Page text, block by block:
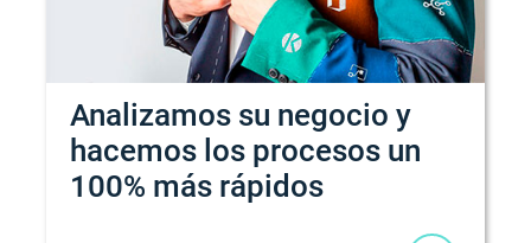
Analizamos su negocio y
hacemos los procesos un
100% más rápidos